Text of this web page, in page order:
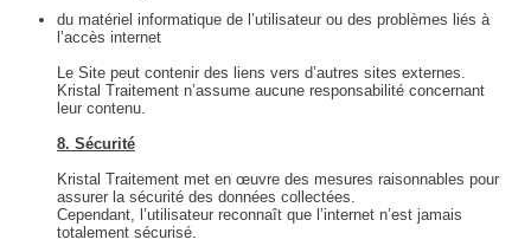
du matériel informatique de l’utilisateur ou des problèmes liés à
l’accès internet
Le Site peut contenir des liens vers d’autres sites externes.
Kristal Traitement n’assume aucune responsabilité concernant
leur contenu.
8. Sécurité
Kristal Traitement met en œuvre des mesures raisonnables pour
assurer la sécurité des données collectées.
Cependant, l’utilisateur reconnaît que l’internet n’est jamais
totalement sécurisé.